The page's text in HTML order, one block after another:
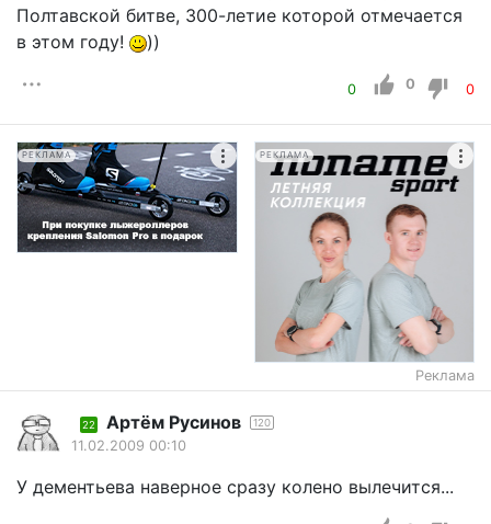
Полтавской битве, 300-летие которой отмечается
в этом году!
))
0 0 0
РЕКЛАМА РЕКЛАМА
Реклама
22 Артём Русинов 120
11.02.2009 00:10
У дементьева наверное сразу колено вылечится...